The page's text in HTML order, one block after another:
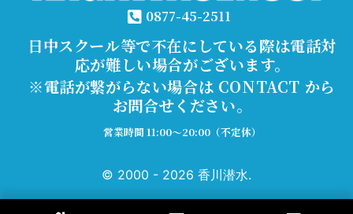
0877-45-2511
日中スクール等で不在にしている際は電話対
応が難しい場合がございます。
※電話が繋がらない場合は CONTACT から
お問合せください。
営業時間 11:00～20:00（不定休）
© 2000 - 2026 香川潜水.